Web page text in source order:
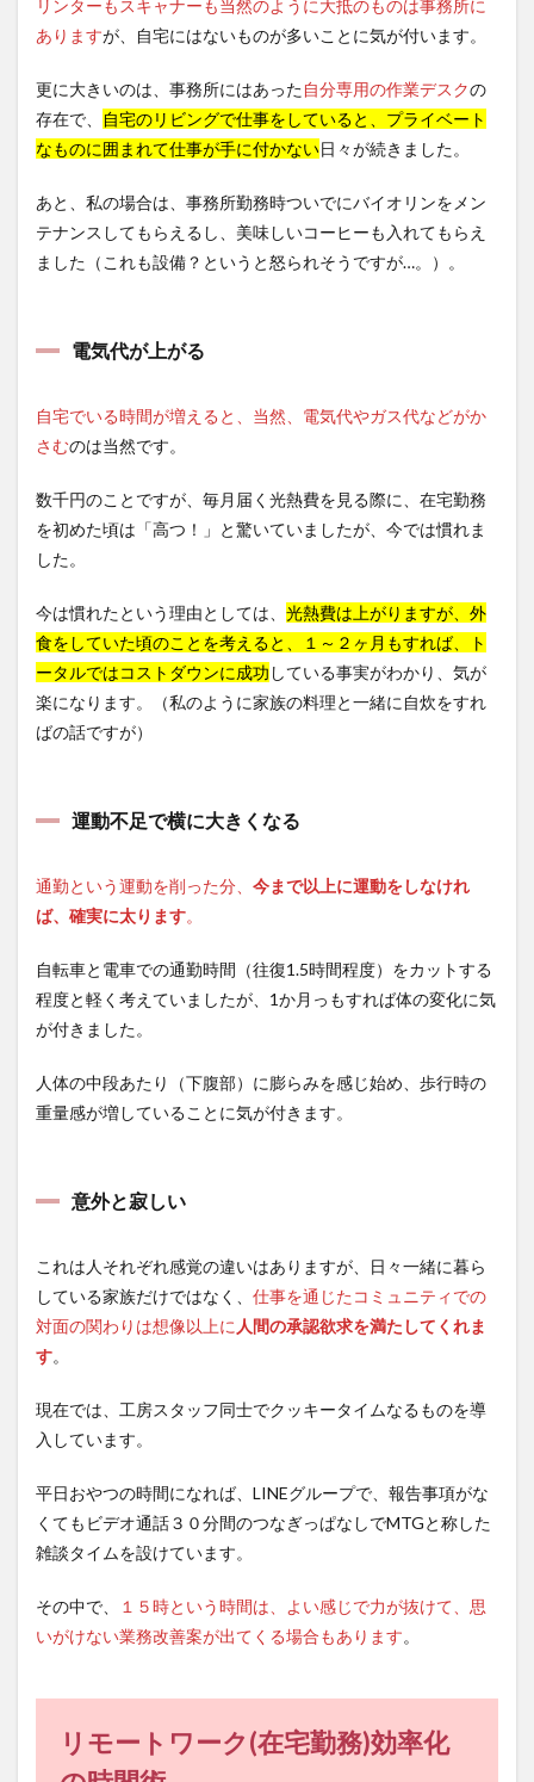
リンターもスキャナーも当然のように大抵のものは事務所に
ありますが、自宅にはないものが多いことに気が付います。
更に大きいのは、事務所にはあった自分専用の作業デスクの
存在で、
自宅のリビングで仕事をしていると、プライベート
なものに囲まれて仕事が手に付かない日々が続きました。
あと、私の場合は、事務所勤務時ついでにバイオリンをメン
テナンスしてもらえるし、美味しいコーヒーも入れてもらえ
ました（これも設備？というと怒られそうですが…。）。
電気代が上がる
自宅でいる時間が増えると、当然、電気代やガス代などがか
さむのは当然です。
数千円のことですが、毎月届く光熱費を見る際に、在宅勤務
を初めた頃は「高つ！」と驚いていましたが、今では慣れま
した。
今は慣れたという理由としては、 光熱費は上がりますが、外
食をしていた頃のことを考えると、１～２ヶ月もすれば、ト
ータルではコストダウンに成功 している事実がわかり、気が
楽になります。（私のように家族の料理と一緒に自炊をすれ
ばの話ですが）
運動不足で横に大きくなる
通勤という運動を削った分、 今まで以上に運動をしなけれ
ば、確実に太ります。
自転車と電車での通勤時間（往復1.5時間程度）をカットする
程度と軽く考えていましたが、1か月っもすれば体の変化に気
が付きました。
人体の中段あたり（下腹部）に膨らみを感じ始め、歩行時の
重量感が増していることに気が付きます。
意外と寂しい
これは人それぞれ感覚の違いはありますが、日々一緒に暮ら
している家族だけではなく、 仕事を通じたコミュニティでの
対面の関わりは想像以上に 人間の承認欲求を満たしてくれま
す。
現在では、工房スタッフ同士でクッキータイムなるものを導
入しています。
平日おやつの時間になれば、LINEグループで、報告事項がな
くてもビデオ通話３０分間のつなぎっぱなしでMTGと称した
雑談タイムを設けています。
その中で、
１５時という時間は、よい感じで力が抜けて、思
いがけない業務改善案が出てくる場合もあります。
リモートワーク(在宅勤務)効率化